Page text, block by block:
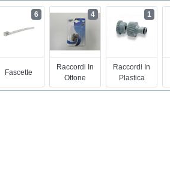
Fascette
6
Raccordi In
Ottone
4
Raccordi In
Plastica
1